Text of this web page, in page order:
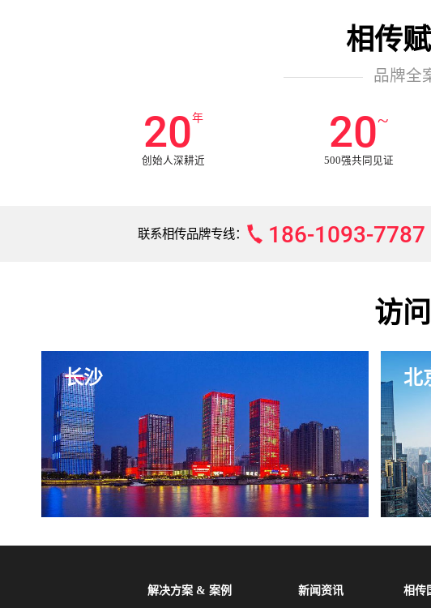
相传
品牌全
20年
创始人深耕近
20~
500强共同见证
联系相传品牌专线： 186-1093-7787
访
长沙 北
解决方案 & 案例 新闻资讯 相传